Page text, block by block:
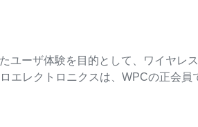
ーザ体験を目的として、ワイヤレ
エレクトロニクスは、WPCの正会